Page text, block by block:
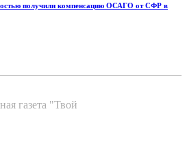
получили компенсацию ОСАГО от СФР в
газета "Твой